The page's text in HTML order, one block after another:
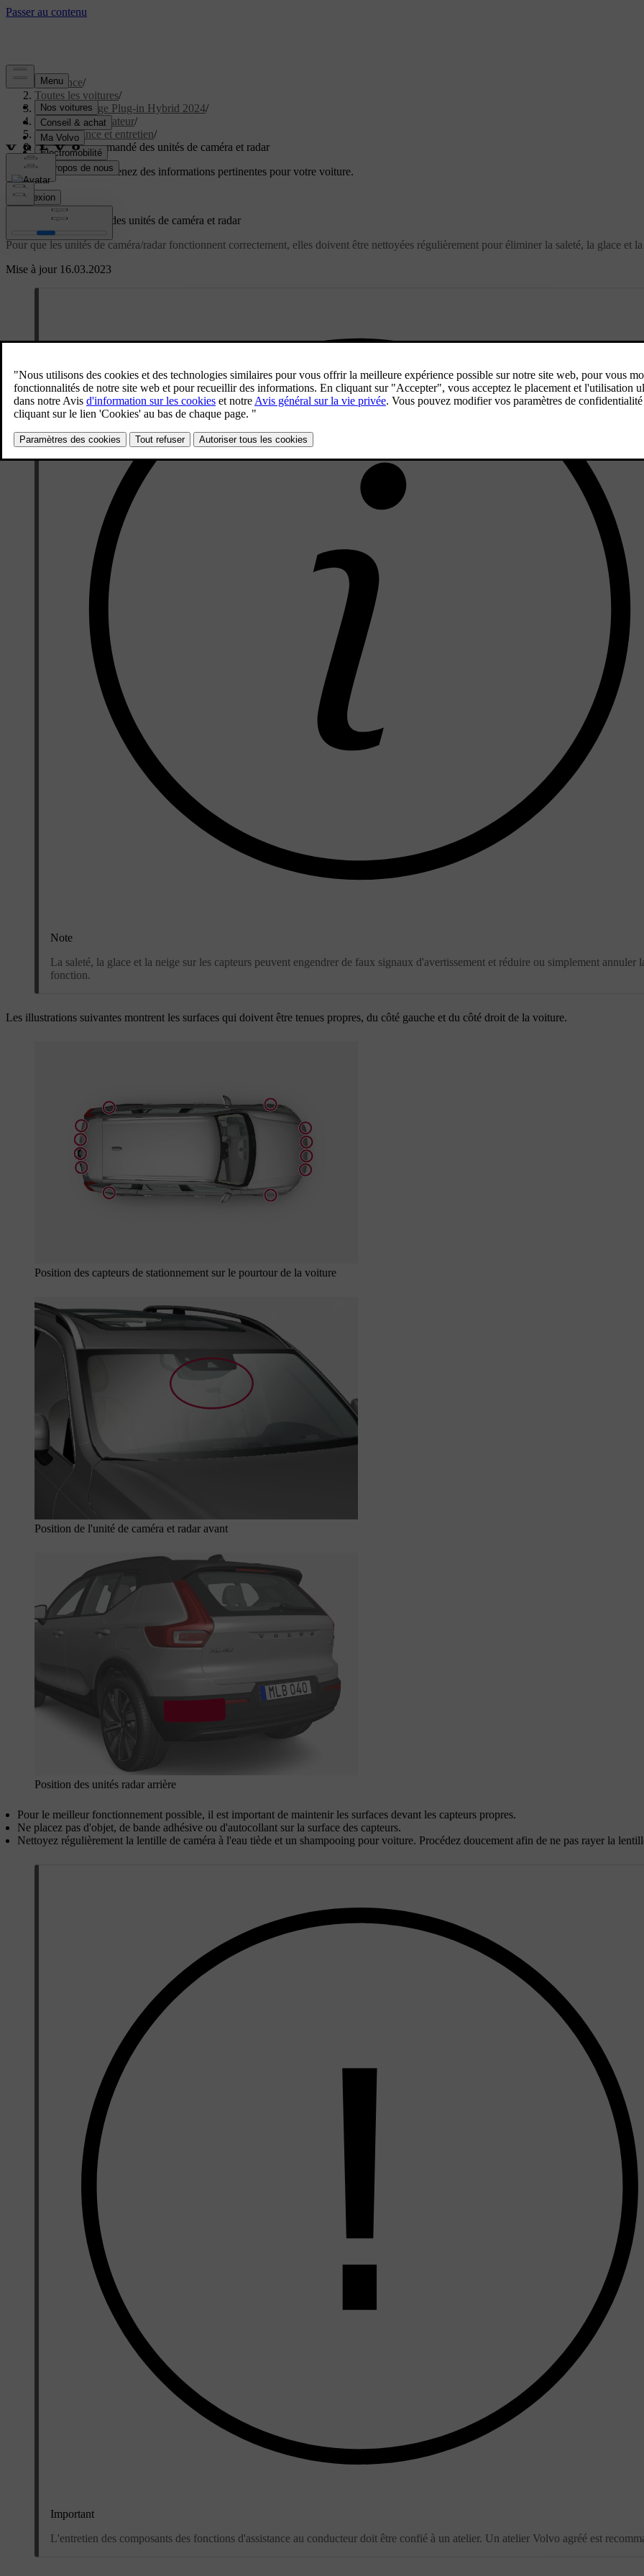
Assistance/
Toutes les voitures/
XC40 Recharge Plug-in Hybrid 2024/
Manuel de l'utilisateur/
Maintenance et entretien/
Entretien recommandé des unités de caméra et radar
Soutien personnaliséObtenez des informations pertinentes pour votre voiture.
Connexion
Mise à jour 16.03.2023
Entretien recommandé des unités de caméra et radar
Pour que les unités de caméra/radar fonctionnent correctement, elles doivent être nettoyées régulièrement pour éliminer la saleté, la glace et
Note
La saleté, la glace et la neige sur les capteurs peuvent engendrer de faux signaux d'avertissement et réduire ou simplement annuler
fonction.
Les illustrations suivantes montrent les surfaces qui doivent être tenues propres, du côté gauche et du côté droit de la voiture.
Position des capteurs de stationnement sur le pourtour de la voiture
Position de l'unité de caméra et radar avant
Position des unités radar arrière
Pour le meilleur fonctionnement possible, il est important de maintenir les surfaces devant les capteurs propres.
Ne placez pas d'objet, de bande adhésive ou d'autocollant sur la surface des capteurs.
Nettoyez régulièrement la lentille de caméra à l'eau tiède et un shampooing pour voiture. Procédez doucement afin de ne pas rayer la
Important
L'entretien des composants des fonctions d'assistance au conducteur doit être confié à un atelier. Un atelier Volvo agréé est